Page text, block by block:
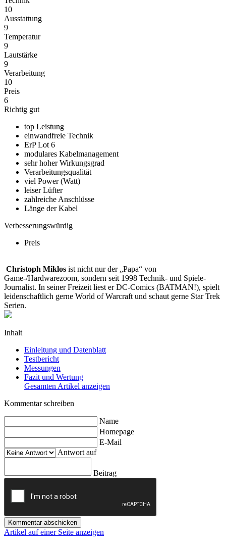
10
Ausstattung
9
Temperatur
9
Lautstärke
9
Verarbeitung
10
Preis
6
Richtig gut
top Leistung
einwandfreie Technik
ErP Lot 6
modulares Kabelmanagement
sehr hoher Wirkungsgrad
Verarbeitungsqualität
viel Power (Watt)
leiser Lüfter
zahlreiche Anschlüsse
Länge der Kabel
Verbesserungswürdig
Preis
Christoph Miklos ist nicht nur der „Papa“ von
Game-/Hardwarezoom, sondern seit 1998 Technik- und Spiele-
Journalist. In seiner Freizeit liest er DC-Comics (BATMAN!), spielt
leidenschaftlich gerne World of Warcraft und schaut gerne Star Trek
Serien.
Inhalt
Einleitung und Datenblatt
Testbericht
Messungen
Fazit und Wertung
Gesamten Artikel anzeigen
Kommentar schreiben
Name
Homepage
E-Mail
Antwort auf
Beitrag
Kommentar abschicken
Artikel auf einer Seite anzeigen